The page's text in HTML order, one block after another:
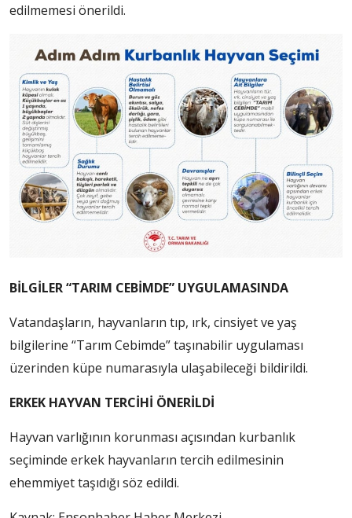
edilmemesi önerildi.
BİLGİLER “TARIM CEBİMDE” UYGULAMASINDA
Vatandaşların, hayvanların tıp, ırk, cinsiyet ve yaş
bilgilerine “Tarım Cebimde” taşınabilir uygulaması
üzerinden küpe numarasıyla ulaşabileceği bildirildi.
ERKEK HAYVAN TERCİHİ ÖNERİLDİ
Hayvan varlığının korunması açısından kurbanlık
seçiminde erkek hayvanların tercih edilmesinin
ehemmiyet taşıdığı söz edildi.